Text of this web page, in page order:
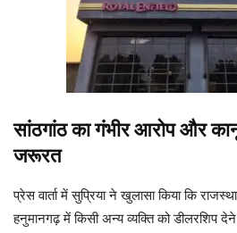
सांठगांठ का गंभीर आरोप और
जरूरत
प्रेस वार्ता में सुप्रिया ने खुलासा किया कि
हनुमानगढ़ में किसी अन्य व्यक्ति को डीलरशिप